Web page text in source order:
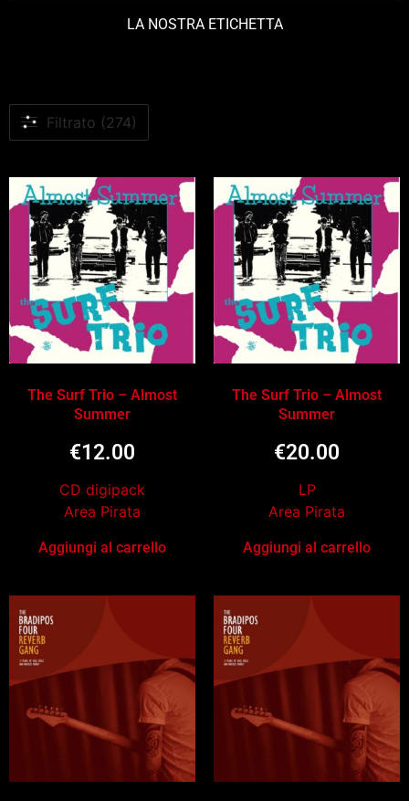
LA NOSTRA ETICHETTA
Filtrato (274)
The Surf Trio – Almost
Summer
€12.00
CD digipack
Area Pirata
Aggiungi al carrello
The Surf Trio – Almost
Summer
€20.00
LP
Area Pirata
Aggiungi al carrello